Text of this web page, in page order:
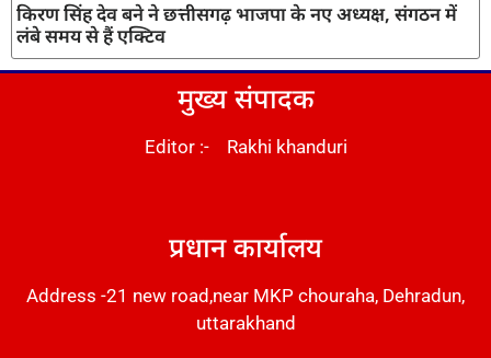
किरण सिंह देव बने ने छत्तीसगढ़ भाजपा के नए अध्यक्ष, संगठन में
लंबे समय से हैं एक्टिव
मुख्य संपादक
Editor :- Rakhi khanduri
प्रधान कार्यालय
Address -21 new road,near MKP chouraha, Dehradun,
uttarakhand